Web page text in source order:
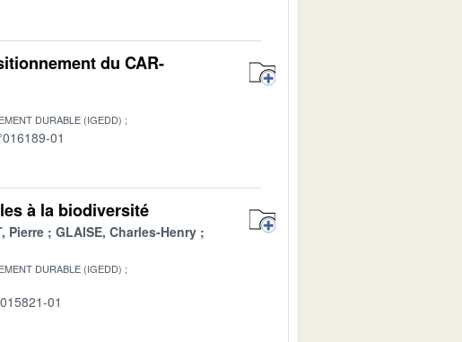
du CAR-
DURABLE (IGEDD)
01
à la biodiversité
Pierre
GLAISE, Charles-Henry
DURABLE (IGEDD)
01